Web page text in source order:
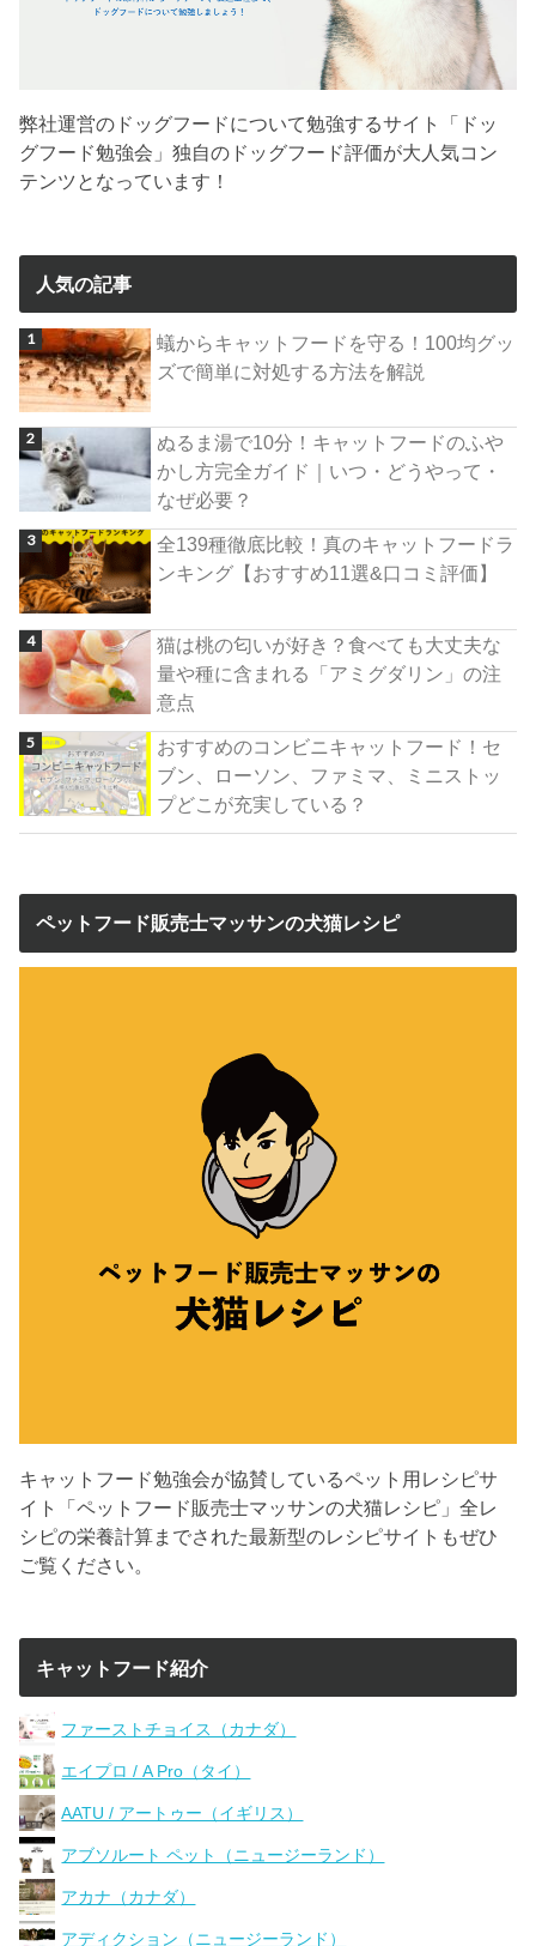
弊社運営のドッグフードについて勉強するサイト「ドッ
グフード勉強会」独自のドッグフード評価が大人気コン
テンツとなっています！
人気の記事
蟻からキャットフードを守る！100均グッ
ズで簡単に対処する方法を解説
ぬるま湯で10分！キャットフードのふや
かし方完全ガイド｜いつ・どうやって・
なぜ必要？
全139種徹底比較！真のキャットフードラ
ンキング【おすすめ11選&口コミ評価】
猫は桃の匂いが好き？食べても大丈夫な
量や種に含まれる「アミグダリン」の注
意点
おすすめのコンビニキャットフード！セ
ブン、ローソン、ファミマ、ミニストッ
プどこが充実している？
ペットフード販売士マッサンの犬猫レシピ
キャットフード勉強会が協賛しているペット用レシピサ
イト「ペットフード販売士マッサンの犬猫レシピ」全レ
シピの栄養計算までされた最新型のレシピサイトもぜひ
ご覧ください。
キャットフード紹介
ファーストチョイス（カナダ）
エイプロ / A Pro（タイ）
AATU / アートゥー（イギリス）
アブソルート ペット（ニュージーランド）
アカナ（カナダ）
アディクション（ニュージーランド）